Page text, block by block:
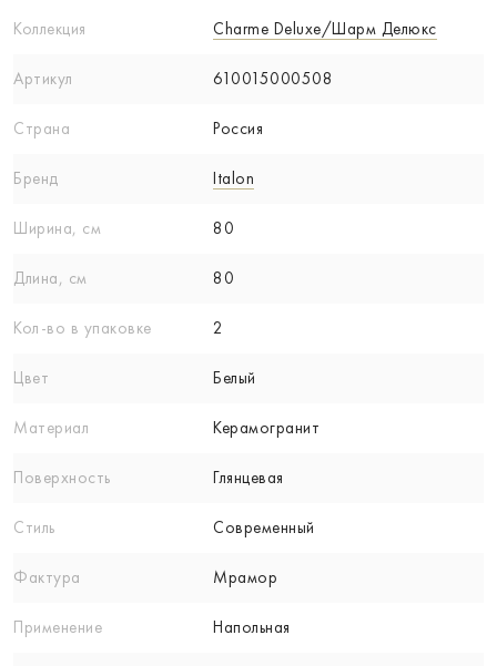
Коллекция Charme Deluxe/Шарм Делюкс
Артикул 610015000508
Страна Россия
Бренд Italon
Ширина, см 80
Длина, см 80
Кол-вo в упаковке 2
Цвет Белый
Материал Керамогранит
Поверхность Глянцевая
Стиль Современный
Фактура Мрамор
Применение Напольная